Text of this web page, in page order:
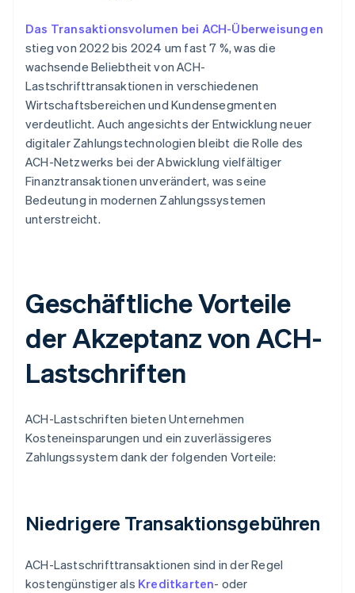
Das Transaktionsvolumen bei ACH-Überweisungen
stieg von 2022 bis 2024 um fast 7 %, was die
wachsende Beliebtheit von ACH-
Lastschrifttransaktionen in verschiedenen
Wirtschaftsbereichen und Kundensegmenten
verdeutlicht. Auch angesichts der Entwicklung neuer
digitaler Zahlungstechnologien bleibt die Rolle des
ACH-Netzwerks bei der Abwicklung vielfältiger
Finanztransaktionen unverändert, was seine
Bedeutung in modernen Zahlungssystemen
unterstreicht.
Geschäftliche Vorteile
der Akzeptanz von ACH-
Lastschriften
ACH-Lastschriften bieten Unternehmen
Kosteneinsparungen und ein zuverlässigeres
Zahlungssystem dank der folgenden Vorteile:
Niedrigere Transaktionsgebühren
ACH-Lastschrifttransaktionen sind in der Regel
kostengünstiger als Kreditkarten- oder